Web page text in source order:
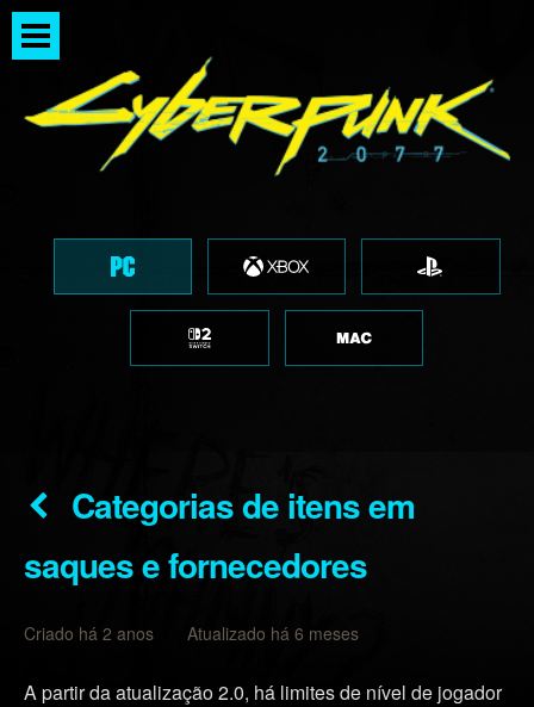
Categorias de itens em
saques e fornecedores
Criado há 2 anos Atualizado há 6 meses
A partir da atualização 2.0, há limites de nível de jogador